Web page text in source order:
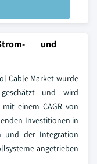
und
Cable Market wurde
und wird
einem CAGR von
Investitionen in
und der Integration
angetrieben